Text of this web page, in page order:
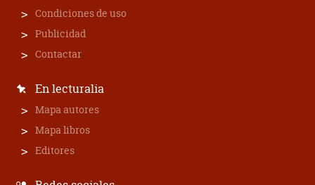
Condiciones de uso
Publicidad
Contactar
En lecturalia
Mapa autores
Mapa libros
Editores